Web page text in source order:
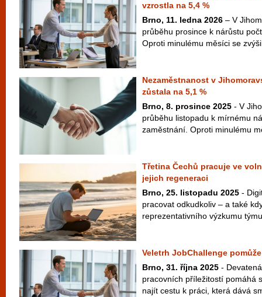
vzrostla na 5,4 %
Brno, 11. ledna 2026 – V
průběhu prosince k nárůstu
Oproti minulému měsíci se
Nezaměstnanost v
zůstala na 5,1 %
Brno, 8. prosince 2025 - V
průběhu listopadu k mírnému
zaměstnání. Oproti minulému
Třetina Čechů pracuje ve
jejich regeneraci
Brno, 25. listopadu 2025 -
pracovat odkudkoliv – a také
reprezentativního výzkumu
Veletrh JobChallenge
Brno, 31. října 2025 -
pracovních příležitostí pomáhá
najít cestu k práci, která dává